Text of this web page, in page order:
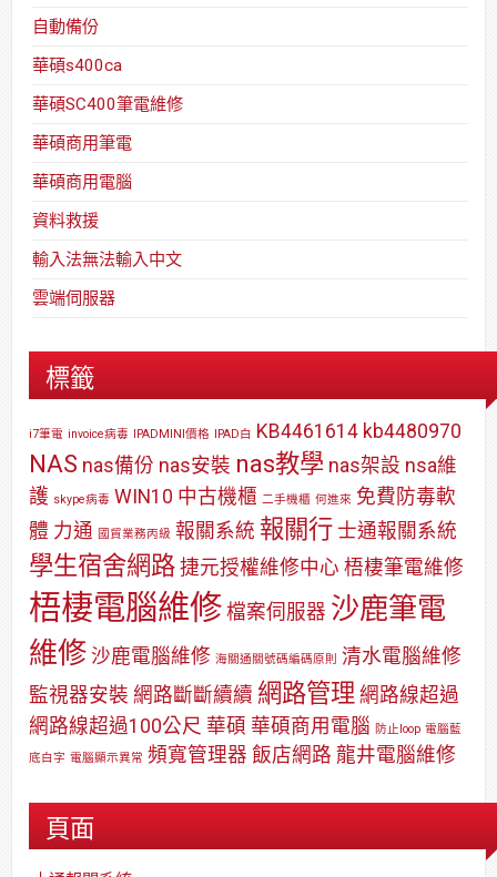
自動備份
華碩s400ca
華碩SC400筆電維修
華碩商用筆電
華碩商用電腦
資料救援
輸入法無法輸入中文
雲端伺服器
標籤
i7筆電 invoice病毒 IPADMINI價格 IPAD白 KB4461614 kb4480970
NAS nas備份 nas安裝 nas教學 nas架設 nsa維
護 skype病毒 WIN10 中古機櫃 二手機櫃 何進來 免費防毒軟
體 力通 國貿業務丙級 報關系統 報關行 士通報關系統
學生宿舍網路 捷元授權維修中心 梧棲筆電維修
梧棲電腦維修 檔案伺服器 沙鹿筆電
維修 沙鹿電腦維修 海關通關號碼編碼原則 清水電腦維修
監視器安裝 網路斷斷續續 網路管理 網路線超過
網路線超過100公尺 華碩 華碩商用電腦 防止loop 電腦藍
底白字 電腦顯示異常 頻寬管理器 飯店網路 龍井電腦維修
頁面